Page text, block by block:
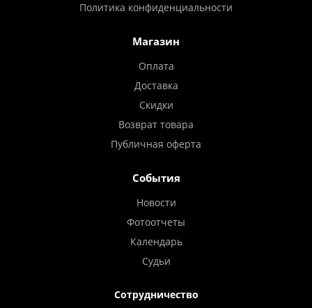
Политика конфиденциальности
Магазин
Оплата
Доставка
Скидки
Возврат товара
Публичная оферта
События
Новости
Фотоотчеты
Календарь
Судьи
Сотрудничество